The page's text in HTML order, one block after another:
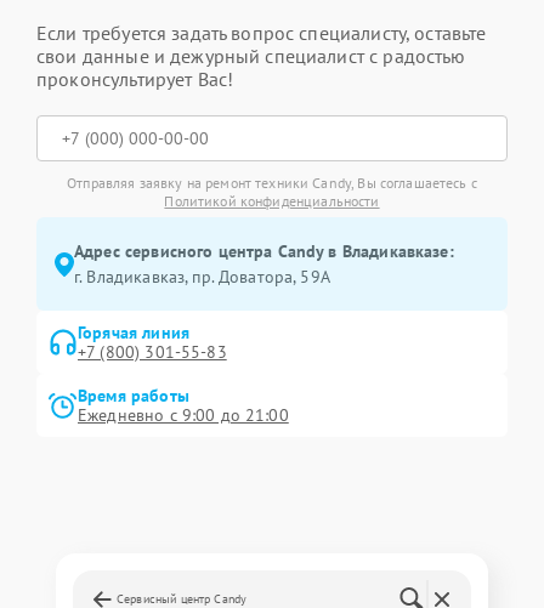
Если требуется задать вопрос специалисту, оставьте
свои данные и дежурный специалист с радостью
проконсультирует Вас!
Отправляя заявку на ремонт техники Candy, Вы соглашаетесь с
Политикой конфиденциальности
Адрес сервисного центра Candy в Владикавказе:
г. Владикавказ, пр. Доватора, 59А
Горячая линия
+7 (800) 301-55-83
Время работы
Ежедневно с 9:00 до 21:00
Сервисный центр Candy